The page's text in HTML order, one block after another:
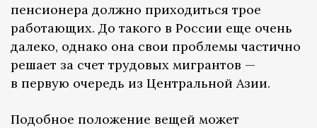
пенсионера должно приходиться трое
работающих. До такого в России еще очень
далеко, однако она свои проблемы частично
решает за счет трудовых мигрантов —
в первую очередь из Центральной Азии.
Подобное положение вещей может